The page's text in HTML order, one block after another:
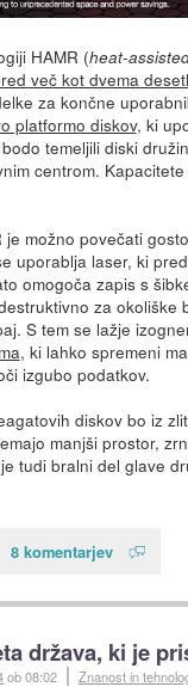
HAMR (heat-
več kot dvema
za končne
platformo diskov, ki
temeljili diski
centrom.
je možno povečati
uporablja laser, ki
omogoča zapis s
za okoliške
S tem se lažje
, ki lahko spremeni
izgubo podatkov.
diskov bo iz
manjši prostor,
tudi bralni del glave
8 komentarjev
država, ki je
ob 08:02 Znanost in